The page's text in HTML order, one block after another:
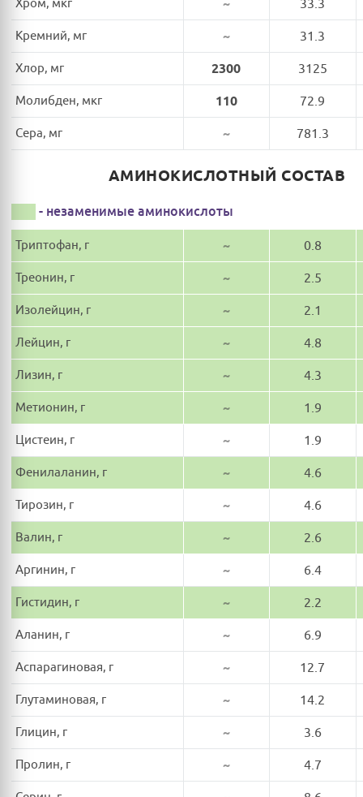
Хром, мкг ~ 33.3
Кремний, мг ~ 31.3
Хлор, мг 2300 3125
Молибден, мкг 110 72.9
Сера, мг ~ 781.3
АМИНОКИСЛОТНЫЙ СОСТАВ
- незаменимые аминокислоты
Триптофан, г ~ 0.8
Треонин, г ~ 2.5
Изолейцин, г ~ 2.1
Лейцин, г ~ 4.8
Лизин, г ~ 4.3
Метионин, г ~ 1.9
Цистеин, г ~ 1.9
Фенилаланин, г ~ 4.6
Тирозин, г ~ 4.6
Валин, г ~ 2.6
Аргинин, г ~ 6.4
Гистидин, г ~ 2.2
Аланин, г ~ 6.9
Аспарагиновая, г ~ 12.7
Глутаминовая, г ~ 14.2
Глицин, г ~ 3.6
Пролин, г ~ 4.7